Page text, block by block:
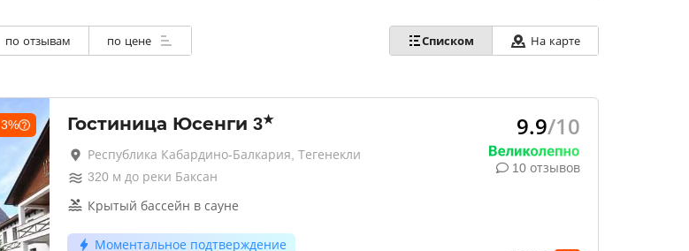
по отзывам по цене Списком На карте
3% Гостиница Юсенги 3★
Республика Кабардино-Балкария, Тегенекли
320 м до реки Баксан
Крытый бассейн в сауне
Моментальное подтверждение
9.9/10
10 отзывов